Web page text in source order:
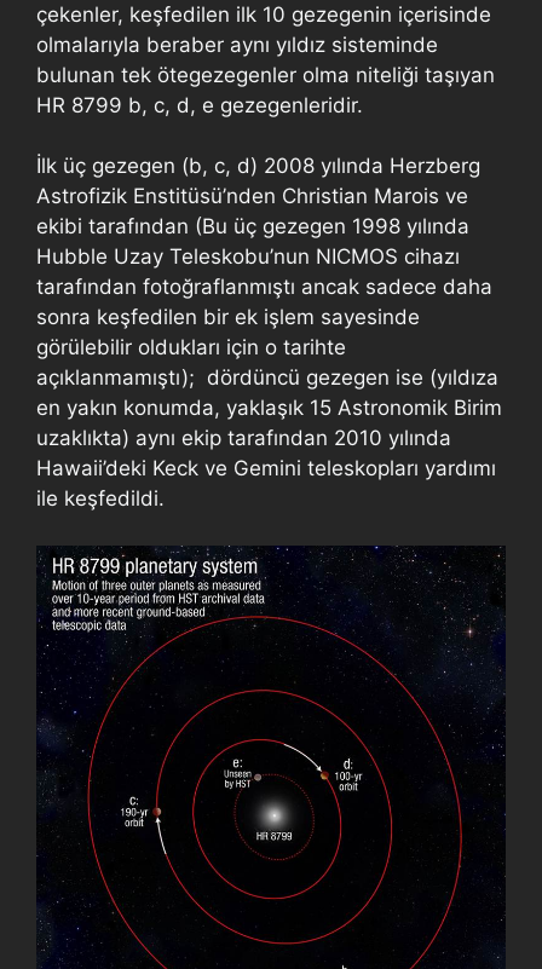
çekenler, keşfedilen ilk 10 gezegenin içerisinde
olmalarıyla beraber aynı yıldız sisteminde
bulunan tek ötegezegenler olma niteliği taşıyan
HR 8799 b, c, d, e gezegenleridir.
İlk üç gezegen (b, c, d) 2008 yılında Herzberg
Astrofizik Enstitüsü’nden Christian Marois ve
ekibi tarafından (Bu üç gezegen 1998 yılında
Hubble Uzay Teleskobu’nun NICMOS cihazı
tarafından fotoğraflanmıştı ancak sadece daha
sonra keşfedilen bir ek işlem sayesinde
görülebilir oldukları için o tarihte
açıklanmamıştı); dördüncü gezegen ise (yıldıza
en yakın konumda, yaklaşık 15 Astronomik Birim
uzaklıkta) aynı ekip tarafından 2010 yılında
Hawaii’deki Keck ve Gemini teleskopları yardımı
ile keşfedildi.